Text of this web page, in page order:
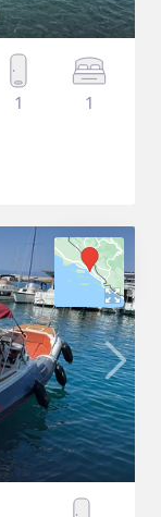
1 1